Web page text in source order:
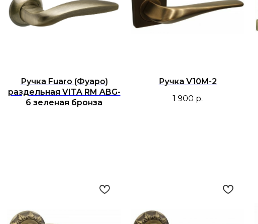
Ручка Fuaro (Фуаро)
раздельная VITA RM ABG-
6 зеленая бронза
Ручка V10M-2
1 900 р.